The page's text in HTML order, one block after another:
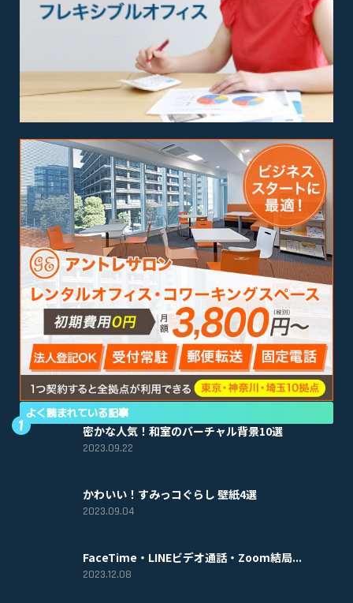
よく読まれている記事
密かな人気！和室のバーチャル背景10選
2023.09.22
かわいい！すみっコぐらし 壁紙4選
2023.09.04
FaceTime・LINEビデオ通話・Zoom結局...
2023.12.08